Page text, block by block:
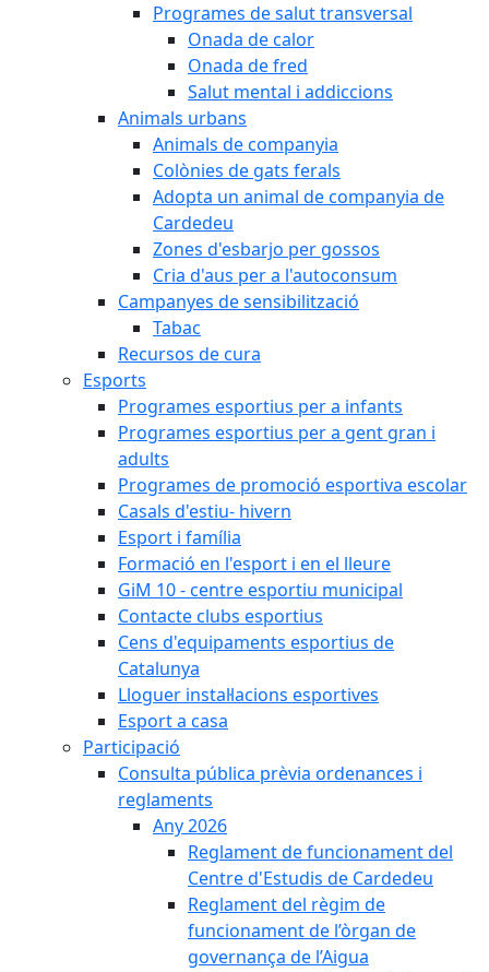
Programes de salut transversal
Onada de calor
Onada de fred
Salut mental i addiccions
Animals urbans
Animals de companyia
Colònies de gats ferals
Adopta un animal de companyia de
Cardedeu
Zones d'esbarjo per gossos
Cria d'aus per a l'autoconsum
Campanyes de sensibilització
Tabac
Recursos de cura
Esports
Programes esportius per a infants
Programes esportius per a gent gran i
adults
Programes de promoció esportiva escolar
Casals d'estiu- hivern
Esport i família
Formació en l'esport i en el lleure
GiM 10 - centre esportiu municipal
Contacte clubs esportius
Cens d'equipaments esportius de
Catalunya
Lloguer instal·lacions esportives
Esport a casa
Participació
Consulta pública prèvia ordenances i
reglaments
Any 2026
Reglament de funcionament del
Centre d'Estudis de Cardedeu
Reglament del règim de
funcionament de l’òrgan de
governança de l’Aigua